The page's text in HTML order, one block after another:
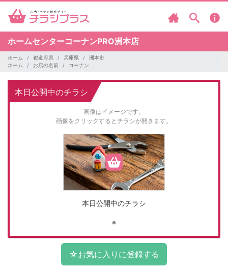
ホームセンターコーナンPRO洲本店
ホーム 都道府県 兵庫県
洲本市
ホーム
お店の名前 コーナン
本日公開中のチラシ
画像はイメージです。
画像をクリックするとチラシが開きます。
本日公開中のチラシ